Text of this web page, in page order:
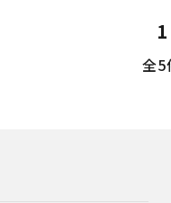
1
全5